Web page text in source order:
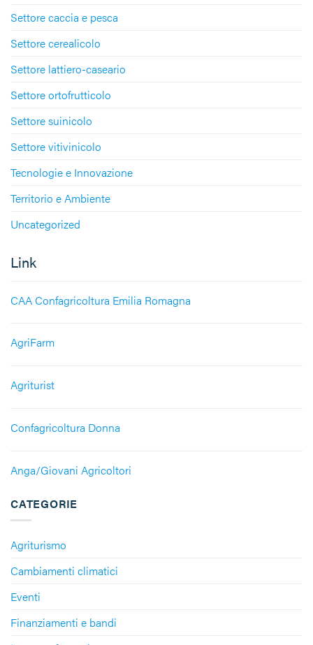
Settore caccia e pesca
Settore cerealicolo
Settore lattiero-caseario
Settore ortofrutticolo
Settore suinicolo
Settore vitivinicolo
Tecnologie e Innovazione
Territorio e Ambiente
Uncategorized
Link
CAA Confagricoltura Emilia Romagna
AgriFarm
Agriturist
Confagricoltura Donna
Anga/Giovani Agricoltori
CATEGORIE
Agriturismo
Cambiamenti climatici
Eventi
Finanziamenti e bandi